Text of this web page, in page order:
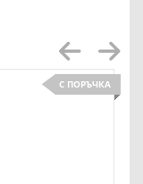
С ПОРЪЧКА